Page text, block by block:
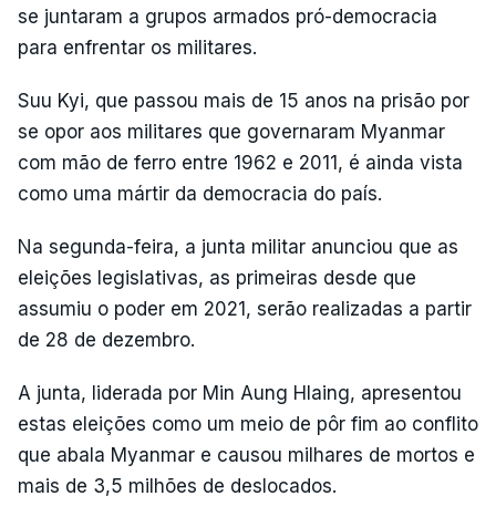
se juntaram a grupos armados pró-democracia
para enfrentar os militares.
Suu Kyi, que passou mais de 15 anos na prisão por
se opor aos militares que governaram Myanmar
com mão de ferro entre 1962 e 2011, é ainda vista
como uma mártir da democracia do país.
Na segunda-feira, a junta militar anunciou que as
eleições legislativas, as primeiras desde que
assumiu o poder em 2021, serão realizadas a partir
de 28 de dezembro.
A junta, liderada por Min Aung Hlaing, apresentou
estas eleições como um meio de pôr fim ao conflito
que abala Myanmar e causou milhares de mortos e
mais de 3,5 milhões de deslocados.